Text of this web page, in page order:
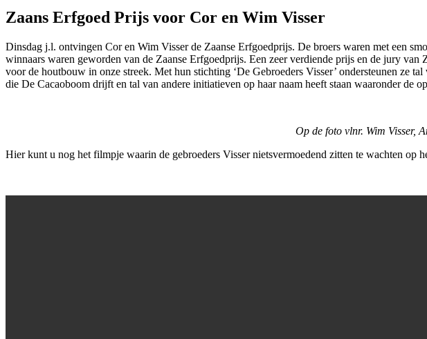
Zaans Erfgoed Prijs voor Cor en Wim Visser
Dinsdag j.l. ontvingen Cor en Wim Visser de Zaanse Erfgoedprijs. De broers waren met een
winnaars waren geworden van de Zaanse Erfgoedprijs. Een zeer verdiende prijs en de jury
voor de houtbouw in onze streek. Met hun stichting ‘De Gebroeders Visser’ ondersteunen ze
die De Cacaoboom drijft en tal van andere initiatieven op haar naam heeft staan waaronder de
Op de foto vlnr. Wim Visser,
Hier kunt u nog het filmpje waarin de gebroeders Visser nietsvermoedend zitten te wachten